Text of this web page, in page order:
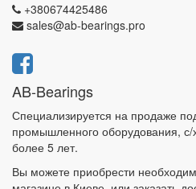
+380674425486
sales@ab-bearings.pro
AB-Bearings
Специализируется на продаже
промышленного оборудования, с/
более 5 лет.
Вы можете приобрести